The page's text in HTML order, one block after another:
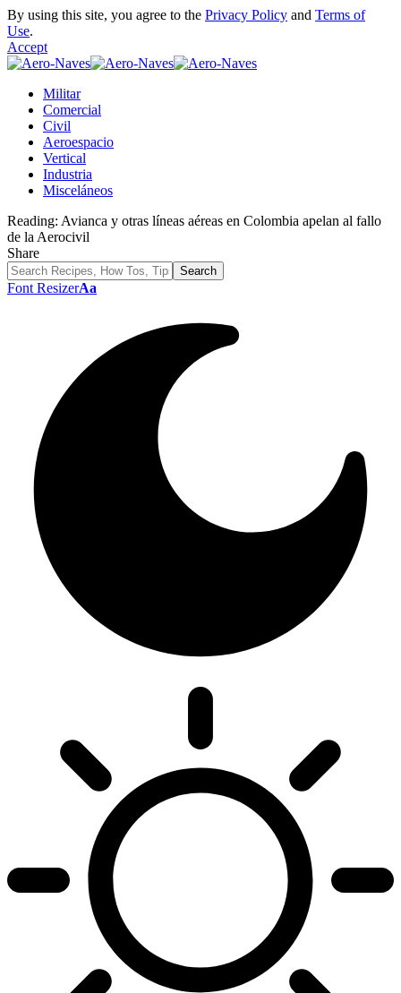
By using this site, you agree to the Privacy Policy and Terms of
Use.
Accept
Militar
Comercial
Civil
Aeroespacio
Vertical
Industria
Misceláneos
Reading: Avianca y otras líneas aéreas en Colombia apelan al fallo
de la Aerocivil
Share
Font ResizerAa